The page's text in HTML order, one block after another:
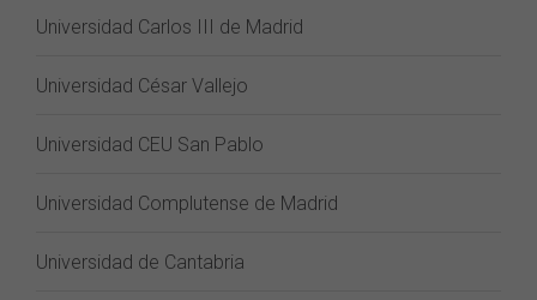
Universidad Carlos III de Madrid
Universidad César Vallejo
Universidad CEU San Pablo
Universidad Complutense de Madrid
Universidad de Cantabria